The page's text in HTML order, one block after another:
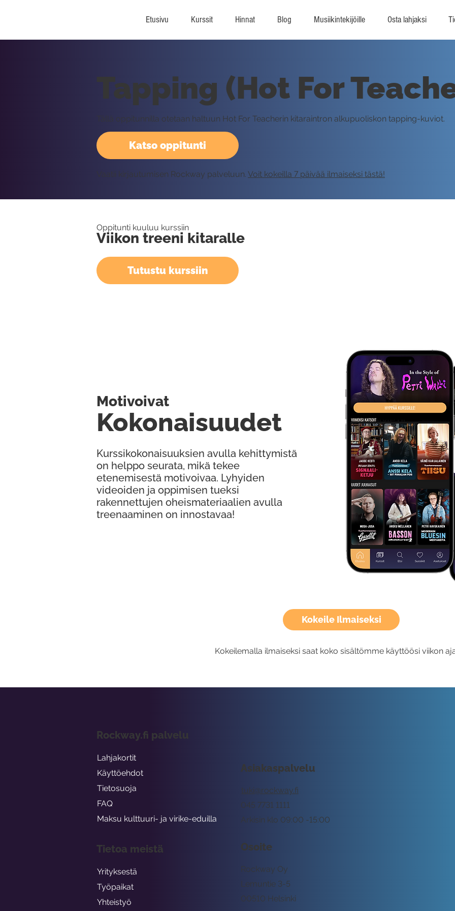
Etusivu Kurssit Hinnat Blog Musiikintekijöille Osta lahjaksi
Kokeile Ilmaiseksi
Kokeilemalla ilmaiseksi saat koko sisältömme käyttöösi viikon
Katso oppitunti
Tapping (Hot For
Tällä oppitunnilla otetaan haltuun Hot For Teacherin kitaraintron alkupuoliskon tapping-kuviot.
Vaatii kirjautumisen Rockway palveluun. Voit kokeilla 7 päivää ilmaiseksi tästä!
Oppitunti kuuluu kurssiin
Viikon treeni kitaralle
Tutustu kurssiin
Kurssikokonaisuuksien avulla kehittymistä
on helppo seurata, mikä tekee
etenemisestä motivoivaa. Lyhyiden
videoiden ja oppimisen tueksi
rakennettujen oheismateriaalien avulla
treenaaminen on innostavaa!
Kokonaisuudet
Motivoivat
Asiakaspalvelu
tuki@rockway.fi
Arkisin klo 09:00 -15:00
045 7731 1111
Osoite
Rockway Oy
Lemuntie 3-5
00510 Helsinki
Rockway.fi palvelu
Lahjakortit
Käyttöehdot
Tietosuoja
FAQ
Maksu kulttuuri- ja virike-eduilla
Tietoa meistä
Yrityksestä
Työpaikat
Yhteistyö